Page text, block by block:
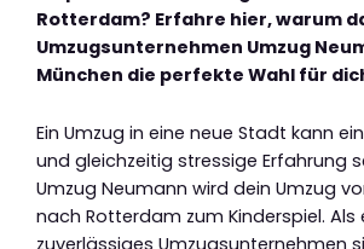
Rotterdam? Erfahre hier, warum
Umzugsunternehmen Umzug
München die perfekte Wahl für
Ein Umzug in eine neue Stadt kann
und gleichzeitig stressige Erfahrung
Umzug Neumann wird dein Umzug
nach Rotterdam zum Kinderspiel. Als